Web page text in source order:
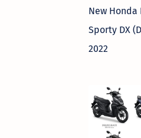
New Honda
Sporty DX
2022